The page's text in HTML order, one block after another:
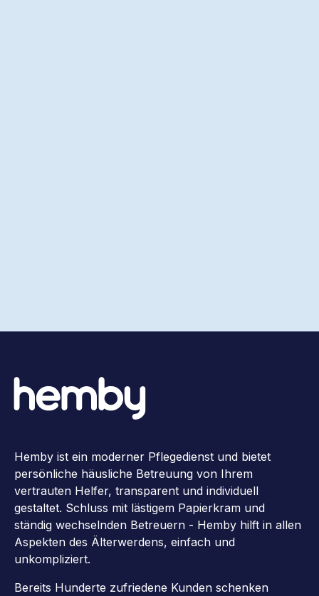
Hemby ist ein moderner Pflegedienst und bietet
persönliche häusliche Betreuung von Ihrem
vertrauten Helfer, transparent und individuell
gestaltet. Schluss mit lästigem Papierkram und
ständig wechselnden Betreuern - Hemby hilft in allen
Aspekten des Älterwerdens, einfach und
unkompliziert.
Bereits Hunderte zufriedene Kunden schenken